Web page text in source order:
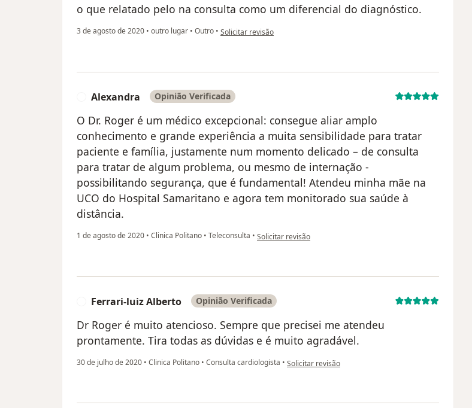
o que relatado pelo na consulta como um diferencial do diagnóstico.
3 de agosto de 2020 • outro lugar • Outro • na opinião do utilizador K.C.
Solicitar revisão
Alexandra Opinião Verificada
O Dr. Roger é um médico excepcional: consegue aliar amplo
conhecimento e grande experiência a muita sensibilidade para tratar
paciente e família, justamente num momento delicado – de consulta
para tratar de algum problema, ou mesmo de internação -
possibilitando segurança, que é fundamental! Atendeu minha mãe na
UCO do Hospital Samaritano e agora tem monitorado sua saúde à
distância.
1 de agosto de 2020 • Clinica Politano • Teleconsulta • na opinião do utilizador Alexandra
Solicitar revisão
Ferrari-luiz Alberto Opinião Verificada
Dr Roger é muito atencioso. Sempre que precisei me atendeu
prontamente. Tira todas as dúvidas e é muito agradável.
30 de julho de 2020 • Clinica Politano • Consulta cardiologista • na opinião do utilizador Ferrari-luiz Alberto
Solicitar revisão